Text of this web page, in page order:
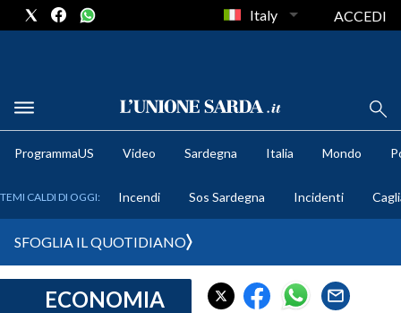
METEO
CRONACA SARDEGNA
Italy ACCEDI
ProgrammaUS Video Sardegna Italia Mondo
TEMI CALDI DI OGGI: Incendi Sos Sardegna Incidenti
SFOGLIA IL QUOTIDIANO
ECONOMIA